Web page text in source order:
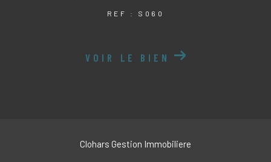
REF : S060
VOIR LE BIEN
Clohars Gestion Immobiliere